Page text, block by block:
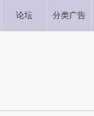
论坛 分类广告